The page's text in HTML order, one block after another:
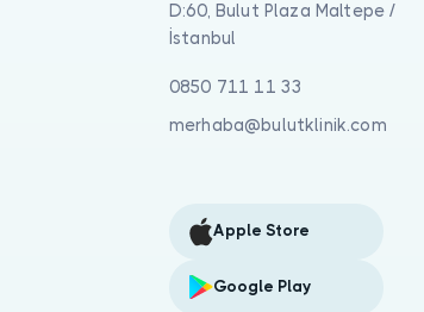
D:60, Bulut Plaza Maltepe /
İstanbul
0850 711 11 33
merhaba@bulutklinik.com
Apple Store
Google Play